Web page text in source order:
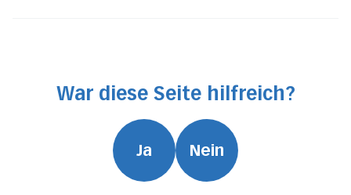
War diese Seite hilfreich?
Ja Nein